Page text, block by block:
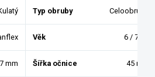
Typ obruby Celoobruba
Věk 6 / 7 / 8
mm Šířka očnice 45 mm